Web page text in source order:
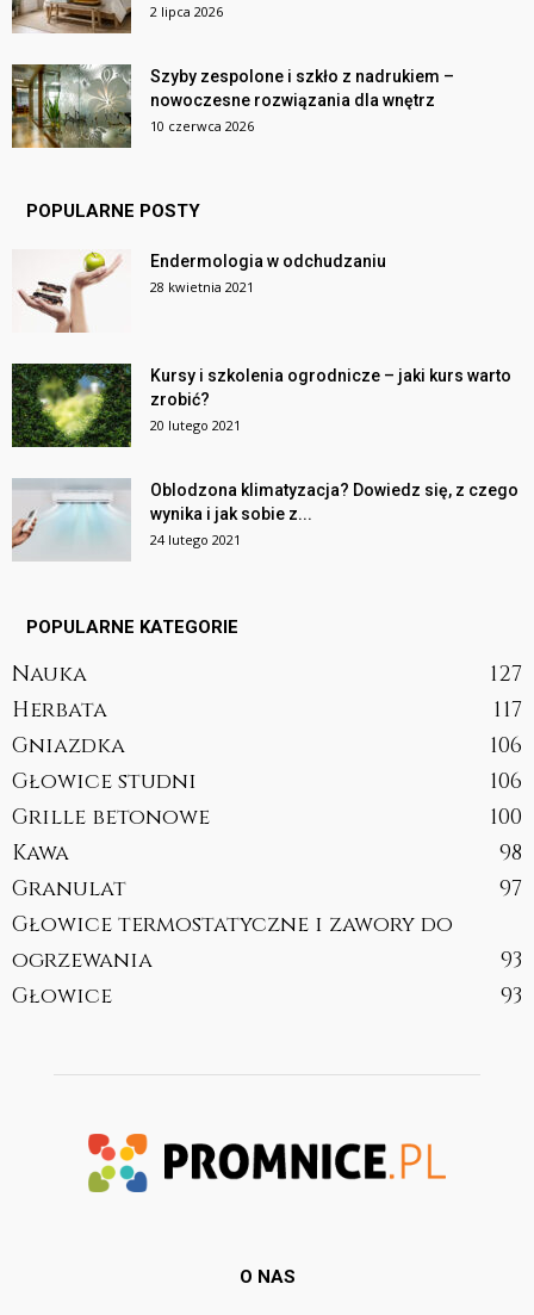
2 lipca 2026
Szyby zespolone i szkło z nadrukiem –
nowoczesne rozwiązania dla wnętrz
10 czerwca 2026
POPULARNE POSTY
Endermologia w odchudzaniu
28 kwietnia 2021
Kursy i szkolenia ogrodnicze – jaki kurs warto
zrobić?
20 lutego 2021
Oblodzona klimatyzacja? Dowiedz się, z czego
wynika i jak sobie z...
24 lutego 2021
POPULARNE KATEGORIE
Nauka
127
Herbata
117
Gniazdka
106
Głowice studni
106
Grille betonowe
100
Kawa
98
Granulat
97
Głowice termostatyczne i zawory do
ogrzewania
93
Głowice
93
O NAS